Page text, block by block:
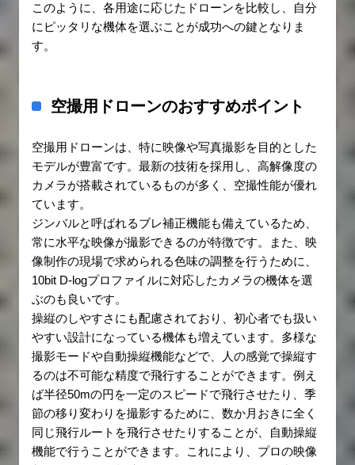
このように、各用途に応じたドローンを比較し、自分
にピッタリな機体を選ぶことが成功への鍵となりま
す。
空撮用ドローンのおすすめポイント
空撮用ドローンは、特に映像や写真撮影を目的とした
モデルが豊富です。最新の技術を採用し、高解像度の
カメラが搭載されているものが多く、空撮性能が優れ
ています。
ジンバルと呼ばれるブレ補正機能も備えているため、
常に水平な映像が撮影できるのが特徴です。また、映
像制作の現場で求められる色味の調整を行うために、
10bit D-logプロファイルに対応したカメラの機体を選
ぶのも良いです。
操縦のしやすさにも配慮されており、初心者でも扱い
やすい設計になっている機体も増えています。多様な
撮影モードや自動操縦機能などで、人の感覚で操縦す
るのは不可能な精度で飛行することができます。例え
ば半径50mの円を一定のスピードで飛行させたり、季
節の移り変わりを撮影するために、数か月おきに全く
同じ飛行ルートを飛行させたりすることが、自動操縦
機能で行うことができます。これにより、プロの映像